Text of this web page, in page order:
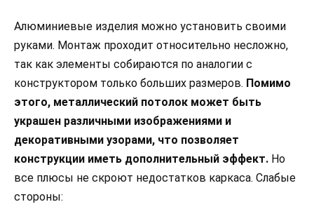
Алюминиевые изделия можно установить своими
руками. Монтаж проходит относительно несложно,
так как элементы собираются по аналогии с
конструктором только больших размеров. Помимо
этого, металлический потолок может быть
украшен различными изображениями и
декоративными узорами, что позволяет
конструкции иметь дополнительный эффект. Но
все плюсы не скроют недостатков каркаса. Слабые
стороны: